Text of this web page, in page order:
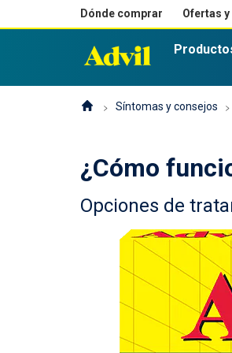
Dónde comprar Ofertas
Síntomas y consejos
¿Cómo
Opciones de